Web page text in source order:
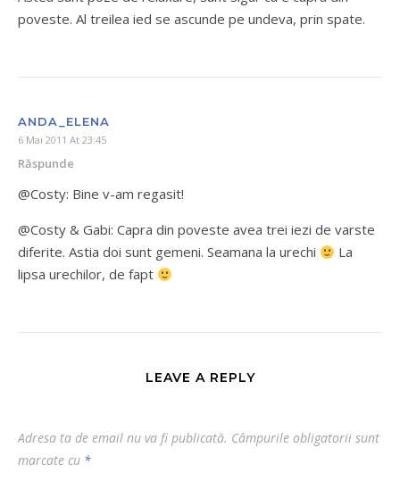
poveste. Al treilea ied se ascunde pe undeva, prin spate.
ANDA_ELENA
6 Mai 2011 At 23:45
Răspunde
@Costy: Bine v-am regasit!
@Costy & Gabi: Capra din poveste avea trei iezi de varste
diferite. Astia doi sunt gemeni. Seamana la urechi
La
lipsa urechilor, de fapt
LEAVE A REPLY
Adresa ta de email nu va fi publicată. Câmpurile obligatorii sunt
marcate cu *